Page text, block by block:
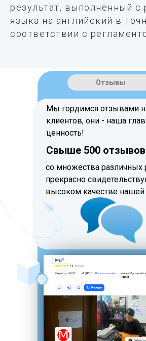
результат, выполненный с
языка на английский в
соответствии с
Мы гордимся отзывами
клиентов, они - наша
ценность!
со множества различных
прекрасно
высоком качестве
Отзывы
Свыше 500 отзывов